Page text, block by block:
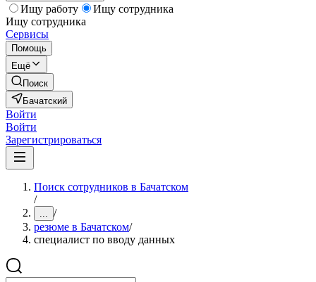
Ищу работу
Ищу сотрудника
Ищу сотрудника
Сервисы
Помощь
Ещё
Поиск
Бачатский
Войти
Войти
Зарегистрироваться
Поиск сотрудников в Бачатском
/
... /
резюме в Бачатском/
специалист по вводу данных